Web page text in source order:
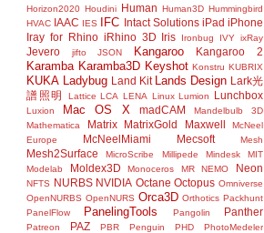
Horizon2020 Houdini Human Human3D Hummingbird
HVAC IAAC IES IFC Intact Solutions iPad iPhone
Iray for Rhino iRhino 3D Iris Ironbug IVY ixRay
Jevero jifto JSON Kangaroo Kangaroo 2
Karamba Karamba3D Keyshot Konstru KUBRIX
KUKA Ladybug Land Kit Lands Design Lark光
譜照明
Lattice LCA LENA Linux Lumion Lunchbox
Luxion Mac OS X madCAM
Mandelbulb 3D
Mathematica
Matrix MatrixGold Maxwell
McNeel
Europe
McNeelMiami Mecsoft Mesh
Mesh2Surface MicroScribe Millipede Mindesk
MIT
Modelab
Moldex3D Monoceros MR NEMO Neon
NFTS NURBS NVIDIA Octane Octopus Omniverse
OpenNURBS OpenNURS Orca3D Orthotics Packhunt
PanelFlow
PanelingTools Pangolin Panther
Patreon PAZ PBR Penguin PHD
PhotoMedeler